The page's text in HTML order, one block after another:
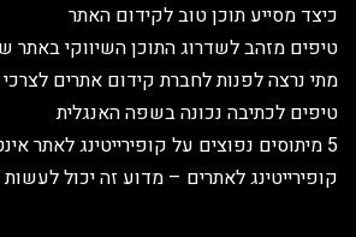
כיצד מסייע תוכן טוב לקידום האתר
טיפים מזהב לשדרוג התוכן השיווקי באתר
מתי נרצה לפנות לחברת קידום אתרים לצרכי
טיפים לכתיבה נכונה בשפה האנגלית
5 מיתוסים נפוצים על קופירייטינג לאתר אינטרנט
קופירייטינג לאתרים – מדוע זה יכול